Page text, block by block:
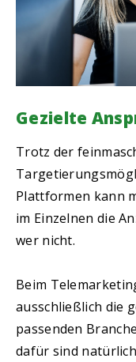
Gezielte
Trotz der
Plattformen kann
im Einzelnen die
wer nicht.
Beim
ausschließlich die
passenden
dafür sind